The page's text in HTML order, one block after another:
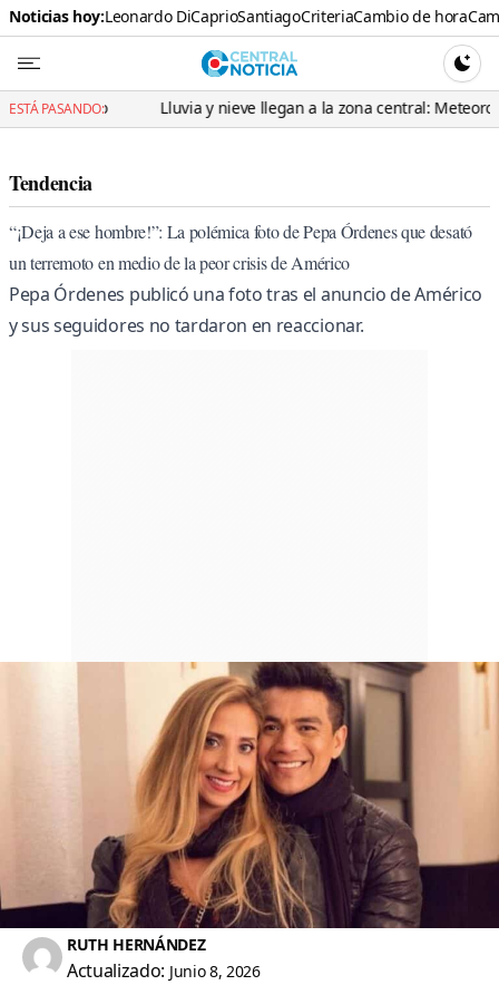
Noticias hoy:Leonardo DiCaprioSantiagoCriteriaCambio de hora
Central
ESTÁ PASANDO:Lluvia y nieve llegan a la zona central: Meteorología
Tendencia
“¡Deja a ese hombre!”: La polémica foto de Pepa Órdenes que desató
un terremoto en medio de la peor crisis de Américo
Pepa Órdenes publicó una foto tras el anuncio de Américo
y sus seguidores no tardaron en reaccionar.
RUTH HERNÁNDEZ
Actualizado: Junio 8, 2026